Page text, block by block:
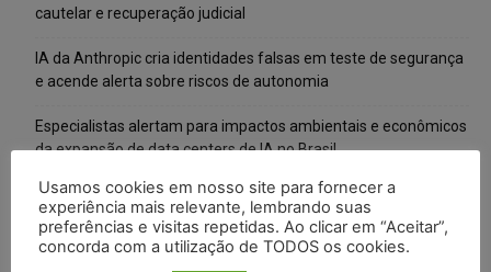
cautelar e recuperação judicial
IA da Anthropic cria identidades falsas em teste de segurança
e acende alerta sobre riscos de autonomia
Especialistas alertam para impactos ambientais e econômicos
da expansão de data centers de IA no Brasil
TSE reforça que sistemas das urnas eletrônicas tornam-se
invioláveis após assinatura digital e lacração
STF inicia julgamento sobre constitucionalidade da proibição
Usamos cookies em nosso site para fornecer a
experiência mais relevante, lembrando suas
preferências e visitas repetidas. Ao clicar em “Aceitar”,
concorda com a utilização de TODOS os cookies.